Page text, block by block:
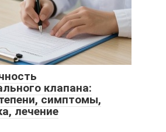
клапана:
симптомы,
лечение